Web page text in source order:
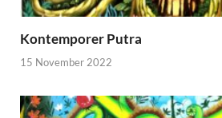
Kontemporer Putra
15 November 2022